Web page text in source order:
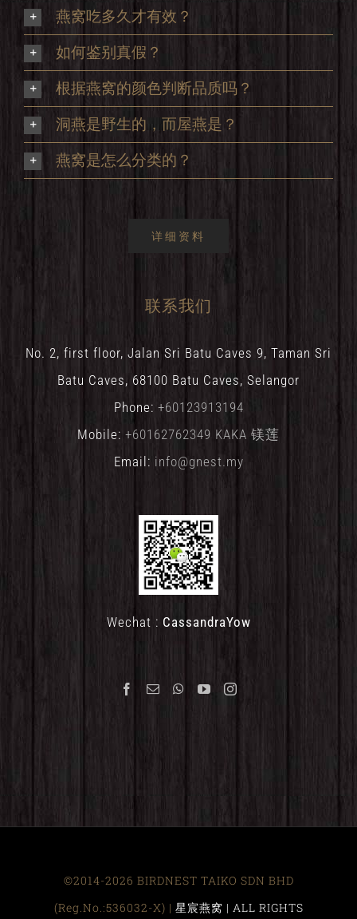
燕窝吃多久才有效？
如何鉴别真假？
根据燕窝的颜色判断品质吗？
洞燕是野生的，而屋燕是？
燕窝是怎么分类的？
详细资料
联系我们
No. 2, first floor, Jalan Sri Batu Caves 9, Taman Sri
Batu Caves, 68100 Batu Caves, Selangor
Phone: +60123913194
Mobile: +60162762349 KAKA 镁莲
Email: info@gnest.my
Wechat : CassandraYow
©2014-2026 BIRDNEST TAIKO SDN BHD
(Reg.No.:536032-X) | 星宸燕窝 | ALL RIGHTS